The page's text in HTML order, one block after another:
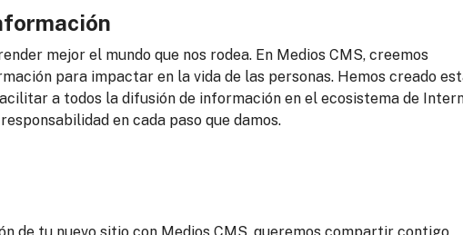
mejor el mundo que nos rodea. En Medios CMS, creemos
para impactar en la vida de las personas. Hemos creado
a todos la difusión de información en el ecosistema de
en cada paso que damos.